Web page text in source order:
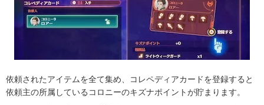
依頼されたアイテムを全て集め、コレペディアカードを登録すると
依頼主の所属しているコロニーのキズナポイントが貯まります。